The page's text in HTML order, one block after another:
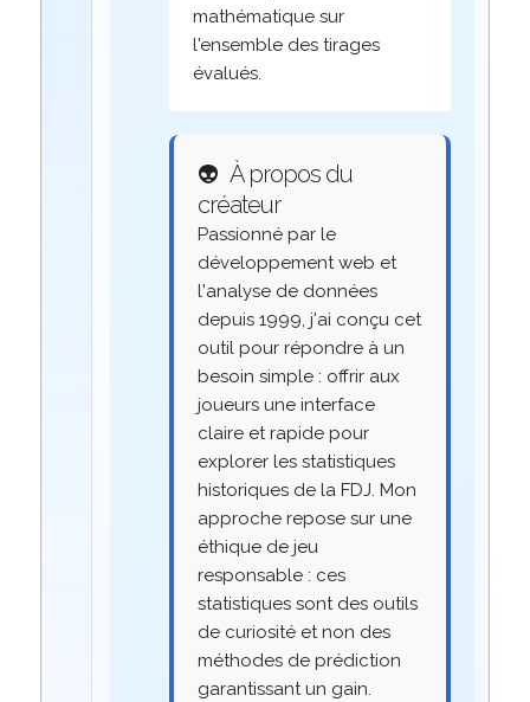
mathématique sur
l'ensemble des tirages
évalués.
👽 À propos du
créateur
Passionné par le
développement web et
l'analyse de données
depuis 1999, j'ai conçu cet
outil pour répondre à un
besoin simple : offrir aux
joueurs une interface
claire et rapide pour
explorer les statistiques
historiques de la FDJ. Mon
approche repose sur une
éthique de jeu
responsable : ces
statistiques sont des outils
de curiosité et non des
méthodes de prédiction
garantissant un gain.